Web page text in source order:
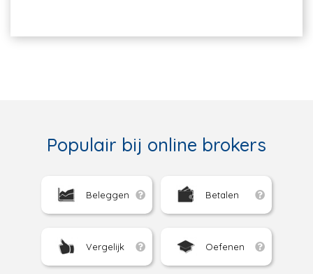
Populair bij online brokers
Beleggen Betalen
Vergelijk Oefenen